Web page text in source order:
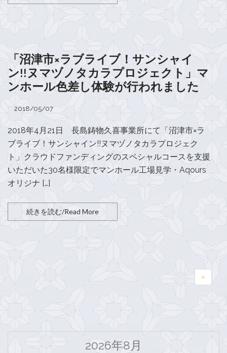
「沼津市×ラブライブ！サンシャイ
ン!!ヌマヅノタカラプロジェクト」マ
ンホール色差し体験が行われました
2018/05/07
2018年4月21日 長島鋳物久喜事業所にて「沼津市×ラ
ブライブ！サンシャイン!!ヌマヅノタカラプロジェク
ト」クラウドファンディングのスペシャルコースを支援
いただいた30名様限定でマンホール工場見学・Aqours
オリジナ […]
続きを読む/Read More
»
2026年8月